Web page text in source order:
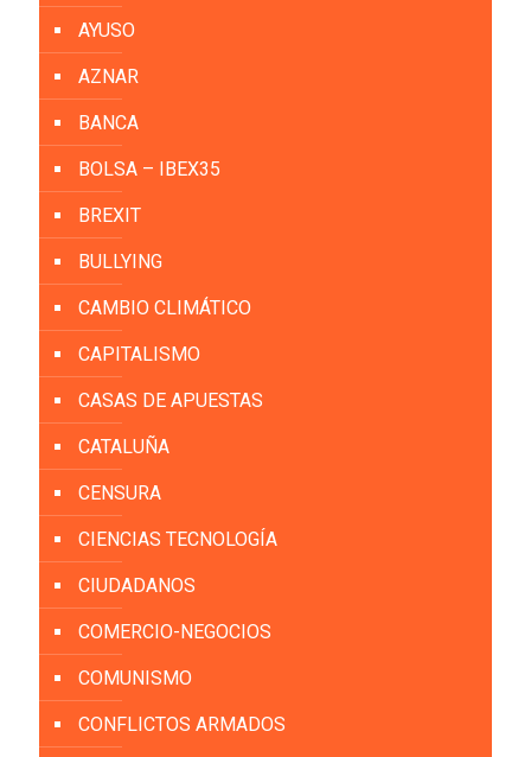
AYUSO
AZNAR
BANCA
BOLSA – IBEX35
BREXIT
BULLYING
CAMBIO CLIMÁTICO
CAPITALISMO
CASAS DE APUESTAS
CATALUÑA
CENSURA
CIENCIAS TECNOLOGÍA
CIUDADANOS
COMERCIO-NEGOCIOS
COMUNISMO
CONFLICTOS ARMADOS